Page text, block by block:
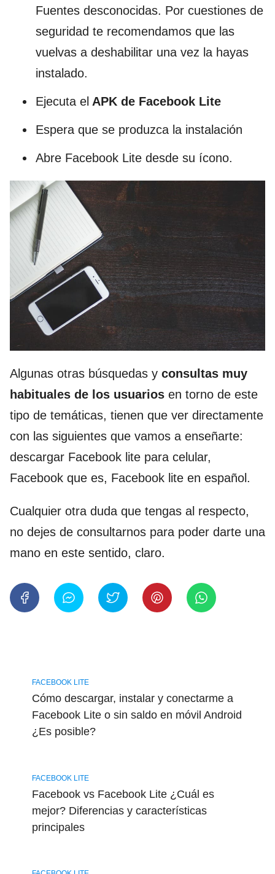
Fuentes desconocidas. Por cuestiones de
seguridad te recomendamos que las
vuelvas a deshabilitar una vez la hayas
instalado.
Ejecuta el APK de Facebook Lite
Espera que se produzca la instalación
Abre Facebook Lite desde su ícono.
Algunas otras búsquedas y consultas muy
habituales de los usuarios en torno de este
tipo de temáticas, tienen que ver directamente
con las siguientes que vamos a enseñarte:
descargar Facebook lite para celular,
Facebook que es, Facebook lite en español.
Cualquier otra duda que tengas al respecto,
no dejes de consultarnos para poder darte una
mano en este sentido, claro.
FACEBOOK LITE
Cómo descargar, instalar y conectarme a
Facebook Lite o sin saldo en móvil Android
¿Es posible?
FACEBOOK LITE
Facebook vs Facebook Lite ¿Cuál es
mejor? Diferencias y características
principales